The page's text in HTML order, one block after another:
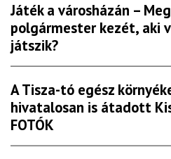
Játék a városházán –
polgármester kezét, aki
játszik?
A Tisza-tó egész
hivatalosan is átadott
FOTÓK